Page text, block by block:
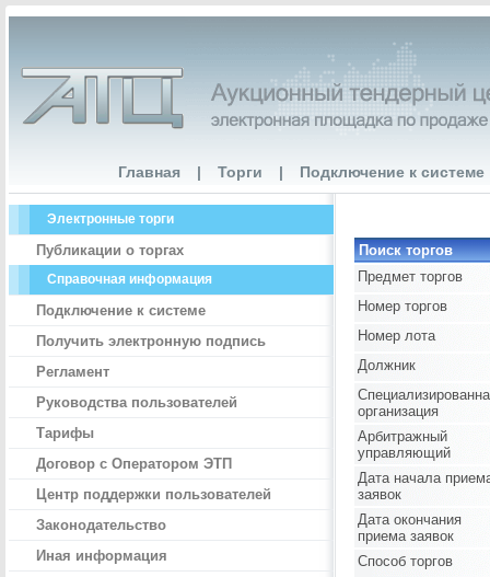
Главная | Торги | Подключение к системе
Электронные торги
Публикации о торгах
Справочная информация
Подключение к системе
Получить электронную подпись
Регламент
Руководства пользователей
Тарифы
Договор с Оператором ЭТП
Центр поддержки пользователей
Законодательство
Иная информация
Поиск торгов
Предмет торгов
Номер торгов
Номер лота
Должник
организация
Арбитражный
управляющий
Дата начала
заявок
Дата окончания
приема заявок
Способ торгов